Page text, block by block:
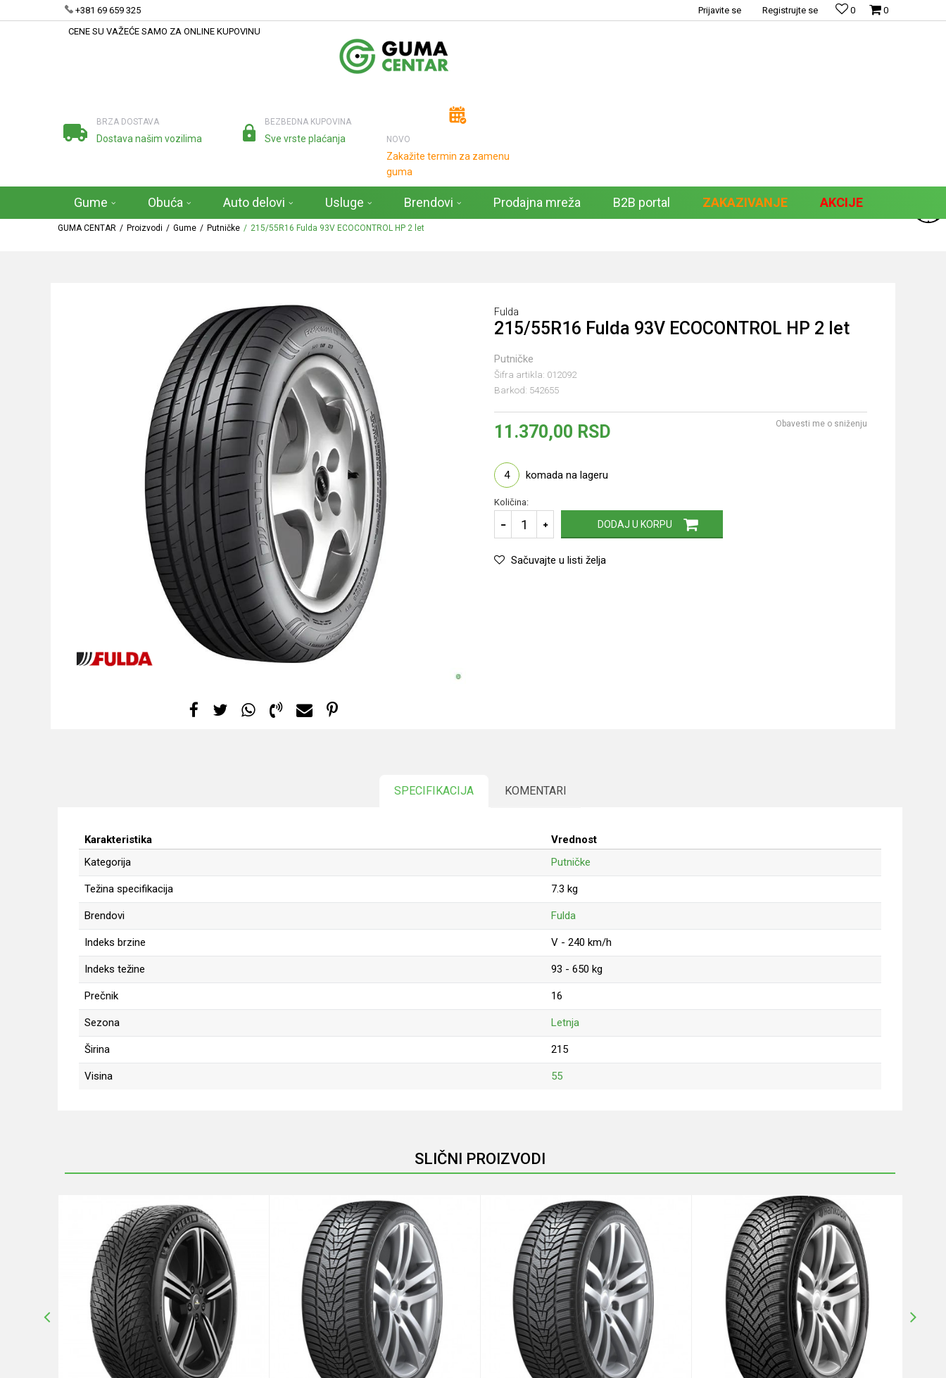
+381 69 659 325
CENE SU VAŽEĆE SAMO ZA ONLINE KUPOVINU
0
0
Prijavite se Registrujte se
BRZA DOSTAVA
Dostava našim vozilima
BEZBEDNA KUPOVINA
Sve vrste plaćanja NOVO
Zakažite termin za zamenu
guma
Gume Obuća Auto delovi Usluge Brendovi Prodajna mreža B2B portal ZAKAZIVANJE AKCIJE
GUMA CENTAR Proizvodi Gume Putničke 215/55R16 Fulda 93V ECOCONTROL HP 2 let
Fulda
215/55R16 Fulda 93V ECOCONTROL HP 2 let
Putničke
Šifra artikla: 012092
Barkod: 542655
11.370,00 RSD Obavesti me o sniženju
4 komada na lageru
Količina:
DODAJ U KORPU
Sačuvajte u listi želja
SPECIFIKACIJA KOMENTARI
Karakteristika
Vrednost
Kategorija
Putničke
Težina specifikacija 7.3 kg
Brendovi Fulda
Indeks brzine V - 240 km/h
Indeks težine 93 - 650 kg
Prečnik 16
Sezona Letnja
Širina 215
Visina 55
Anti-spam zaštita - izračunajte koliko je 2 + 3 :
POŠALJI
SLIČNI PROIZVODI